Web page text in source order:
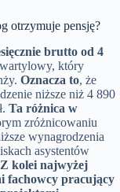
otrzymuje pensję?
brutto od 4
który
Oznacza to, że
niższe niż 4 890
Ta różnica w
zróżnicowaniu
wynagrodzenia
asystentów
Z kolei najwyżej
fachowcy pracujący